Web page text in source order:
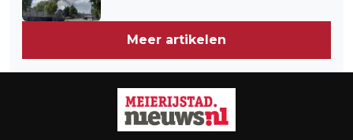
Meer artikelen